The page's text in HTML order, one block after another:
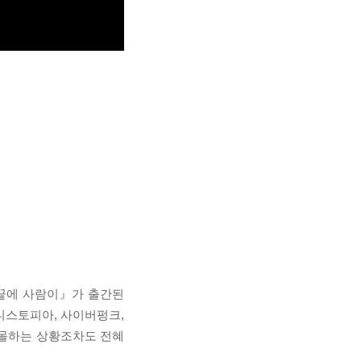
에 사람이』가 출간된
스토피아, 사이버펑크,
하는 상황조차도 전혜